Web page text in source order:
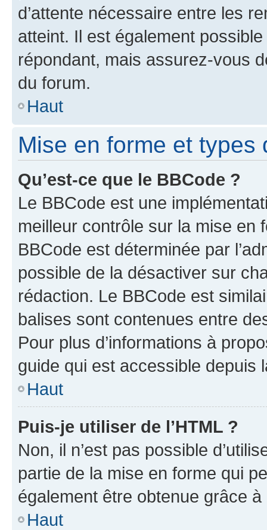
d’attente nécessaire entre les
atteint. Il est également
répondant, mais assurez-vous
du forum.
Haut
Mise en forme et types
Qu’est-ce que le BBCode ?
Le BBCode est une
meilleur contrôle sur la mise en
BBCode est déterminée par
possible de la désactiver sur
rédaction. Le BBCode est
balises sont contenues entre
Pour plus d’informations à
guide qui est accessible depuis
Haut
Puis-je utiliser de l’HTML ?
Non, il n’est pas possible
partie de la mise en forme qui
également être obtenue grâce à
Haut